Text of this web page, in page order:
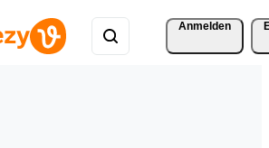
Anmelden